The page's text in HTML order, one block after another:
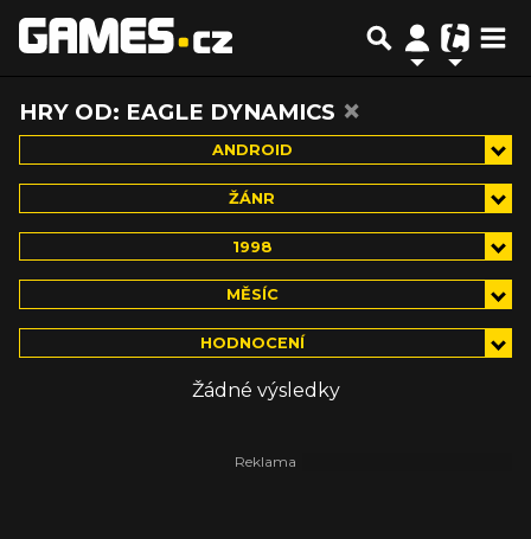
HRY OD: EAGLE DYNAMICS ×
ANDROID
ŽÁNR
1998
MĚSÍC
HODNOCENÍ
Žádné výsledky